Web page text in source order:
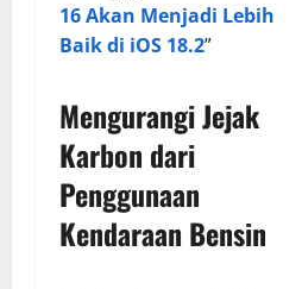
16 Akan Menjadi Lebih
Baik di iOS 18.2”
Mengurangi Jejak
Karbon dari
Penggunaan
Kendaraan Bensin